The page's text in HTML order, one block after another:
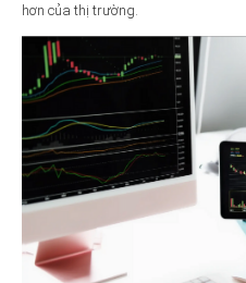
hơn của thị trường.